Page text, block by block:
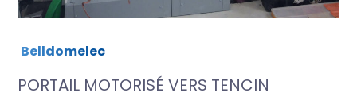
Belldomelec
PORTAIL MOTORISÉ VERS TENCIN